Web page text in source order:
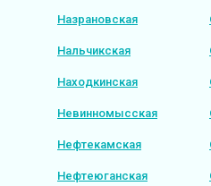
Назрановская
Нальчикская
Находкинская
Невинномысская
Нефтекамская
Нефтеюганская